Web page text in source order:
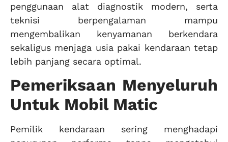
penggunaan alat diagnostik modern, serta
teknisi berpengalaman mampu
mengembalikan kenyamanan berkendara
sekaligus menjaga usia pakai kendaraan tetap
lebih panjang secara optimal.
Pemeriksaan Menyeluruh
Untuk Mobil Matic
Pemilik kendaraan sering menghadapi